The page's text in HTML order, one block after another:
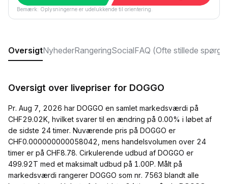
Bemærk: Oplysningerne er udelukkende til orientering.
OversigtNyhederRangeringSocialFAQ (Ofte stillede
Oversigt over livepriser for DOGGO
Pr. Aug 7, 2026 har DOGGO en samlet markedsværdi på
CHF29.02K, hvilket svarer til en ændring på 0.00% i løbet af
de sidste 24 timer. Nuværende pris på DOGGO er
CHF0.000000000058042, mens handelsvolumen over 24
timer er på CHF8.78. Cirkulerende udbud af DOGGO er
499.92T med et maksimalt udbud på 1.00P. Målt på
markedsværdi rangerer DOGGO som nr. 7563 blandt alle